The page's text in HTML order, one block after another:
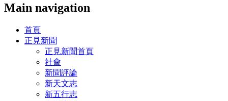
Main navigation
首頁
正見新聞
正見新聞首頁
社會
新聞評論
新天文志
新五行志